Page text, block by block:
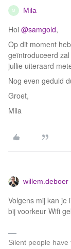
M Mila
Hoi @samgold,
Op dit moment
geïntroduceerd
jullie uiteraard
Nog even geduld
Groet,
Mila
willem.deboer
Volgens mij kan je
bij voorkeur Wifi
Silent people